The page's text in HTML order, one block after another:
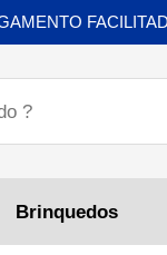
Brinquedos